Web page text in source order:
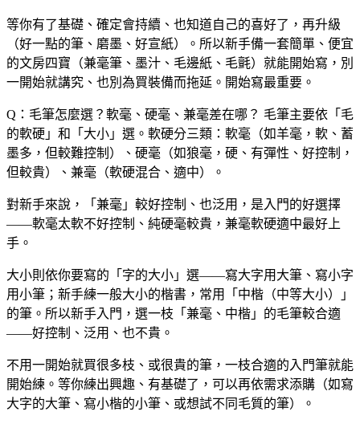
等你有了基礎、確定會持續、也知道自己的喜好了，再升級
（好一點的筆、磨墨、好宣紙）。所以新手備一套簡單、便宜
的文房四寶（兼毫筆、墨汁、毛邊紙、毛氈）就能開始寫，別
一開始就講究、也別為買裝備而拖延。開始寫最重要。
Q：毛筆怎麼選？軟毫、硬毫、兼毫差在哪？ 毛筆主要依「毛
的軟硬」和「大小」選。軟硬分三類：軟毫（如羊毫，軟、蓄
墨多，但較難控制）、硬毫（如狼毫，硬、有彈性、好控制，
但較貴）、兼毫（軟硬混合、適中）。
對新手來說，「兼毫」較好控制、也泛用，是入門的好選擇
——軟毫太軟不好控制、純硬毫較貴，兼毫軟硬適中最好上
手。
大小則依你要寫的「字的大小」選——寫大字用大筆、寫小字
用小筆；新手練一般大小的楷書，常用「中楷（中等大小）」
的筆。所以新手入門，選一枝「兼毫、中楷」的毛筆較合適
——好控制、泛用、也不貴。
不用一開始就買很多枝、或很貴的筆，一枝合適的入門筆就能
開始練。等你練出興趣、有基礎了，可以再依需求添購（如寫
大字的大筆、寫小楷的小筆、或想試不同毛質的筆）。